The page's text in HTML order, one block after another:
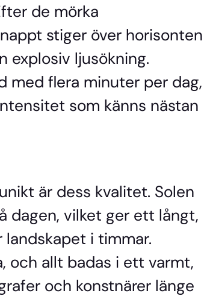
de mörka
stiger över horisonten
explosiv ljusökning.
med flera minuter per dag,
som känns nästan
är dess kvalitet. Solen
dagen, vilket ger ett långt,
i timmar.
och allt badas i ett varmt,
och konstnärer länge